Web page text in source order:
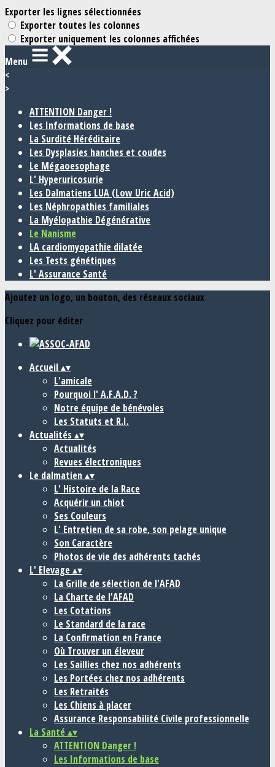
Exporter les lignes sélectionnées
Exporter toutes les colonnes
Exporter uniquement les colonnes affichées
Menu
<
>
ATTENTION Danger !
Les Informations de base
La Surdité Héréditaire
Les Dysplasies hanches et coudes
Le Mégaoesophage
L' Hyperuricosurie
Les Dalmatiens LUA (Low Uric Acid)
Les Néphropathies familiales
La Myélopathie Dégénérative
Le Nanisme
LA cardiomyopathie dilatée
Les Tests génétiques
L' Assurance Santé
Ajoutez un logo, un bouton, des réseaux sociaux
Cliquez pour éditer
Accueil▴▾
L'amicale
Pourquoi l' A.F.A.D. ?
Notre équipe de bénévoles
Les Statuts et R.I.
Actualités ▴▾
Actualités
Revues électroniques
Le dalmatien▴▾
L' Histoire de la Race
Acquérir un chiot
Ses Couleurs
L' Entretien de sa robe, son pelage unique
Son Caractère
Photos de vie des adhérents tachés
L' Elevage▴▾
La Grille de sélection de l'AFAD
La Charte de l'AFAD
Les Cotations
Le Standard de la race
La Confirmation en France
Où Trouver un éleveur
Les Saillies chez nos adhérents
Les Portées chez nos adhérents
Les Retraités
Les Chiens à placer
Assurance Responsabilité Civile professionnelle
La Santé ▴▾
ATTENTION Danger !
Les Informations de base